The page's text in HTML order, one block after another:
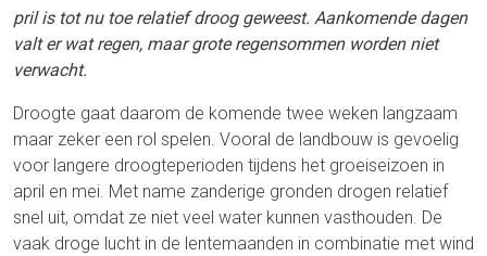
pril is tot nu toe relatief droog geweest. Aankomende dagen
valt er wat regen, maar grote regensommen worden niet
verwacht.
Droogte gaat daarom de komende twee weken langzaam
maar zeker een rol spelen. Vooral de landbouw is gevoelig
voor langere droogteperioden tijdens het groeiseizoen in
april en mei. Met name zanderige gronden drogen relatief
snel uit, omdat ze niet veel water kunnen vasthouden. De
vaak droge lucht in de lentemaanden in combinatie met wind